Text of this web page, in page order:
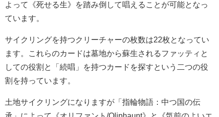
よって《死せる生》を踏み倒して唱えることが可能となっ
ています。
サイクリングを持つクリーチャーの枚数は22枚となってい
ます。これらのカードは墓地から蘇生されるファッティと
しての役割と「続唱」を持つカードを探すという二つの役
割を持っています。
土地サイクリングになりますが「指輪物語：中つ国の伝